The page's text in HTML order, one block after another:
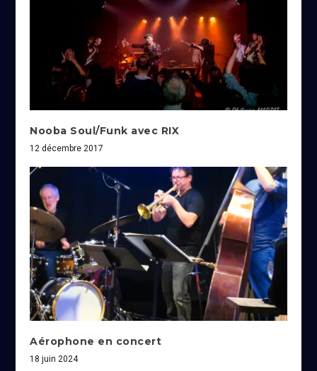
Nooba Soul/Funk avec RIX
12 décembre 2017
Aérophone en concert
18 juin 2024